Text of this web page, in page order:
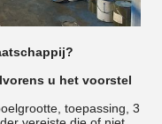
u het voorstel
toepassing, 3